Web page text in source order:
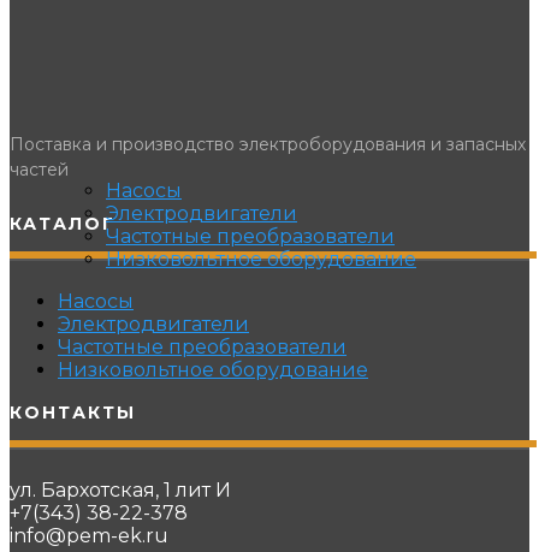
Насосы
Электродвигатели
Частотные преобразователи
Низковольтное оборудование
Поставка и производство электроборудования и запасных
частей
КАТАЛОГ
Насосы
Электродвигатели
Частотные преобразователи
Низковольтное оборудование
КОНТАКТЫ
ул. Бархотская, 1 лит И
+7(343) 38-22-378
info@pem-ek.ru